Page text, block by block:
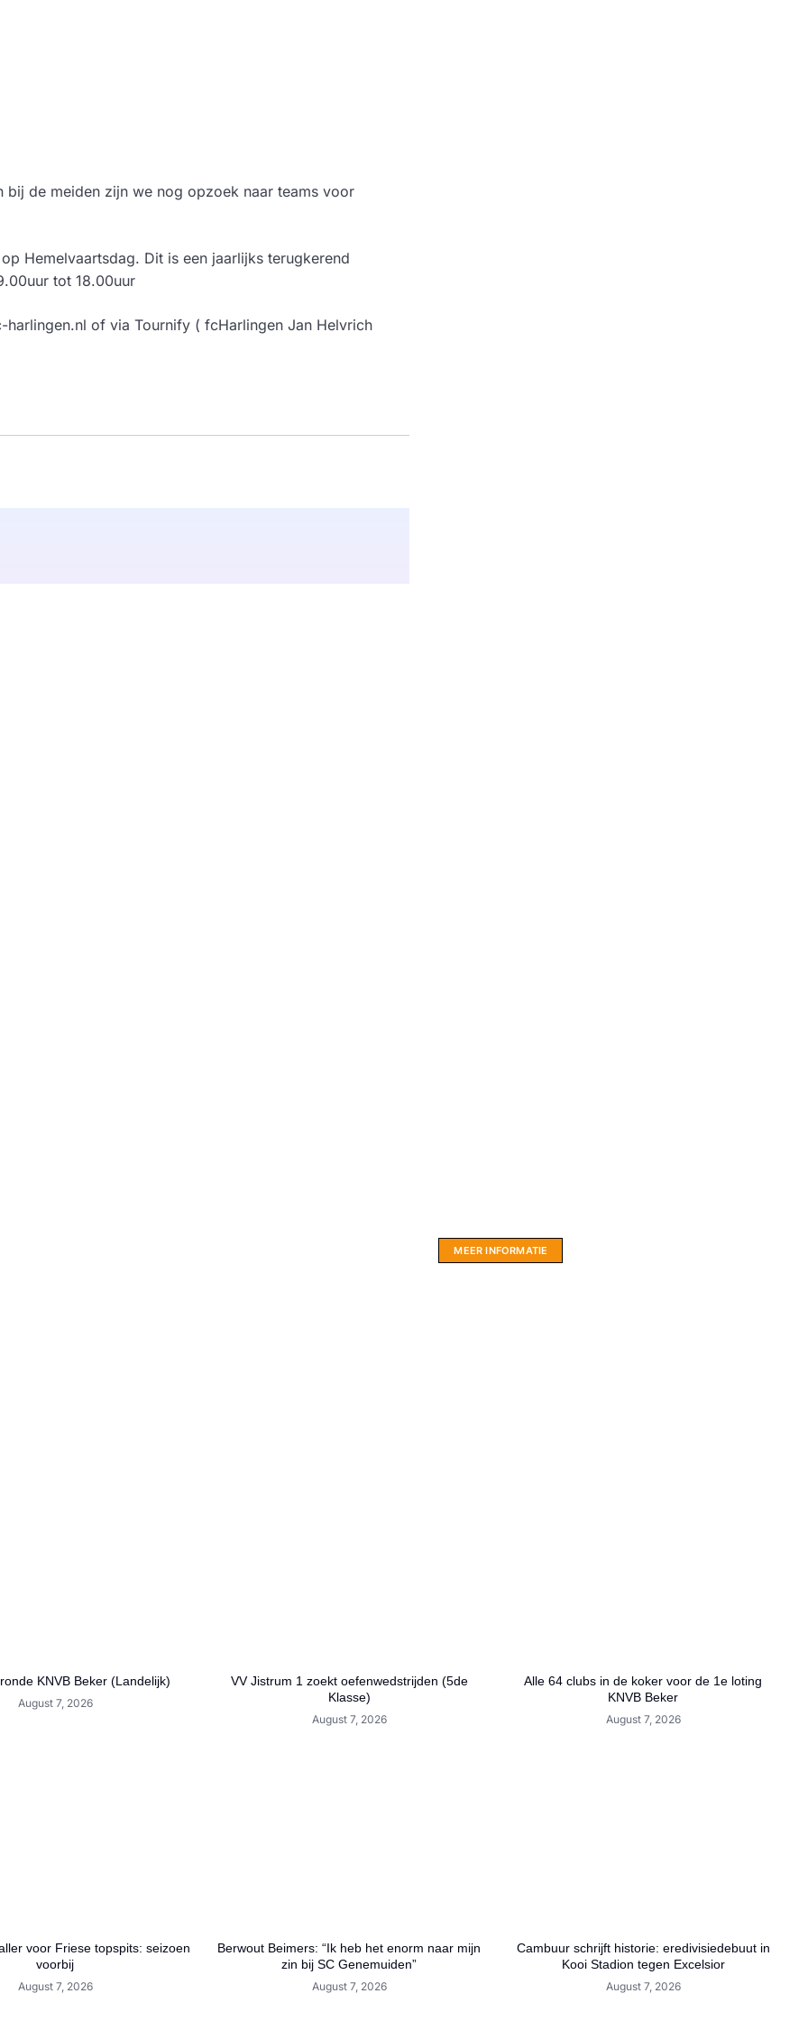
bij de meiden zijn we nog opzoek naar teams voor
Hemelvaartsdag. Dit is een jaarlijks terugkerend
tot 18.00uur
of via Tournify ( fcHarlingen Jan Helvrich
MEER INFORMATIE
KNVB Beker (Landelijk)
August 7, 2026
VV Jistrum 1 zoekt oefenwedstrijden (5de
Klasse)
August 7, 2026
Alle 64 clubs in de koker voor de 1e loting
KNVB Beker
August 7, 2026
voor Friese topspits: seizoen
voorbij
August 7, 2026
Berwout Beimers: “Ik heb het enorm naar mijn
zin bij SC Genemuiden”
August 7, 2026
Cambuur schrijft historie: eredivisiedebuut in
Kooi Stadion tegen Excelsior
August 7, 2026